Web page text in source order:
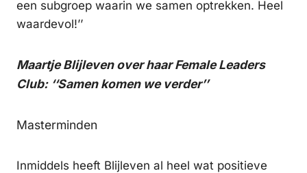
een subgroep waarin we samen optrekken. Heel
waardevol!’’
Maartje Blijleven over haar Female Leaders
Club: ‘‘Samen komen we verder’’
Masterminden
Inmiddels heeft Blijleven al heel wat positieve